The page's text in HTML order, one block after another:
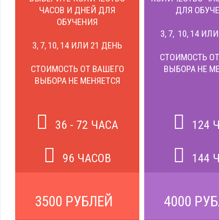
ЧАСОВ И ДНЕЙ ДЛЯ
ОБУЧЕНИЯ
3, 7, 10, 14 ИЛИ 21 ДЕНЬ
СТОИМОСТЬ ОТ ВАШЕГО
ВЫБОРА НЕ МЕНЯЕТСЯ
36 - 72 ЧАСА
96 ЧАСОВ
3500 РУБЛЕЙ
ДЛЯ
3, 7, 10, 14
СТОИМОСТЬ
ВЫБОРА НЕ
124
144
4000